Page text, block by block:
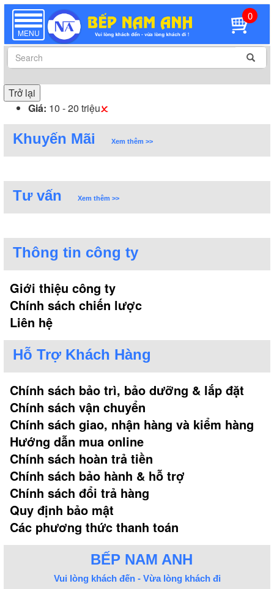
TOGGLE
NAVIGATION
MENU
0
Trở lại
Giá: 10 - 20 triệu
Khuyến Mãi Xem thêm >>
Tư vấn Xem thêm >>
Thông tin công ty
Giới thiệu công ty
Chính sách chiến lược
Liên hệ
Hỗ Trợ Khách Hàng
Chính sách bảo trì, bảo dưỡng & lắp đặt
Chính sách vận chuyển
Chính sách giao, nhận hàng và kiểm hàng
Hướng dẫn mua online
Chính sách hoàn trả tiền
Chính sách bảo hành & hỗ trợ
Chính sách đổi trả hàng
Quy định bảo mật
Các phương thức thanh toán
BẾP NAM ANH
Vui lòng khách đến - Vừa lòng khách đi